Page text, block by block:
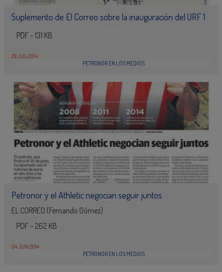
Suplemento de El Correo sobre la inauguración del URF 1
PDF - 131 KB
29 JUL 2014
PETRONOR EN LOS MEDIOS
Petronor y el Athletic negocian seguir juntos
EL CORREO (Fernando Gómez)
PDF - 262 KB
04 JUN 2014
PETRONOR EN LOS MEDIOS